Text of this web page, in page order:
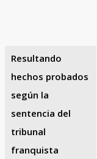
Resultando
hechos probados
según la
sentencia del
tribunal
franquista